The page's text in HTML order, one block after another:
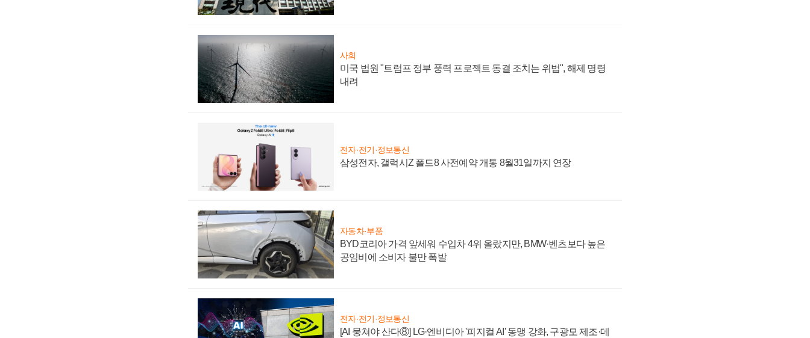
사회
미국 법원 "트럼프 정부 풍력 프로젝트 동결 조치는 위법", 해제 명령
내려
전자·전기·정보통신
삼성전자, 갤럭시Z 폴드8 사전예약 개통 8월31일까지 연장
자동차·부품
BYD코리아 가격 앞세워 수입차 4위 올랐지만, BMW·벤츠보다 높은
공임비에 소비자 불만 폭발
전자·전기·정보통신
[AI 뭉쳐야 산다⑧] LG·엔비디아 '피지컬 AI' 동맹 강화, 구광모 제조·데